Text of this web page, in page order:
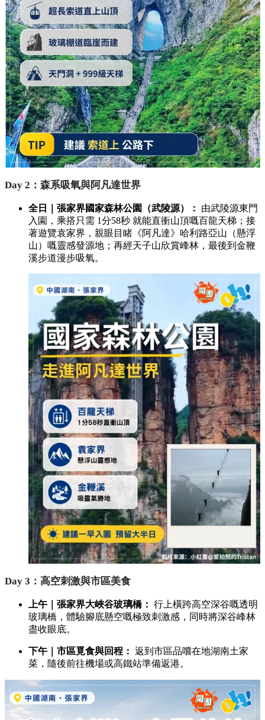
Day 2：森系吸氧與阿凡達世界
全日｜張家界國家森林公園（武陵源）：
由武陵源東門
入園，乘搭只需 1分58秒 就能直衝山頂嘅百龍天梯；接
著遊覽袁家界，親眼目睹《阿凡達》哈利路亞山（懸浮
山）嘅靈感發源地；再經天子山欣賞峰林，最後到金鞭
溪步道漫步吸氧。
Day 3：高空刺激與市區美食
上午｜張家界大峽谷玻璃橋： 行上橫跨高空深谷嘅透明
玻璃橋，體驗腳底懸空嘅極致刺激感，同時將深谷峰林
盡收眼底。
下午｜市區覓食與回程： 返到市區品嚐在地湖南土家
菜，隨後前往機場或高鐵站準備返港。